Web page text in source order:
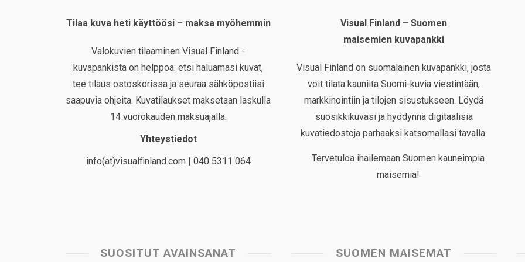
Tilaa kuva heti käyttöösi – maksa myöhemmin
Valokuvien tilaaminen Visual Finland -
kuvapankista on helppoa: etsi haluamasi kuvat,
tee tilaus ostoskorissa ja seuraa sähköpostiisi
saapuvia ohjeita. Kuvatilaukset maksetaan laskulla
14 vuorokauden maksuajalla.
Yhteystiedot
info(at)visualfinland.com | 040 5311 064
Visual Finland – Suomen
maisemien kuvapankki
Visual Finland on suomalainen kuvapankki, josta
voit tilata kauniita Suomi-kuvia viestintään,
markkinointiin ja tilojen sisustukseen. Löydä
suosikkikuvasi ja hyödynnä digitaalisia
kuvatiedostoja parhaaksi katsomallasi tavalla.
Tervetuloa ihailemaan Suomen kauneimpia
maisemia!
SUOSITUT AVAINSANAT SUOMEN MAISEMAT